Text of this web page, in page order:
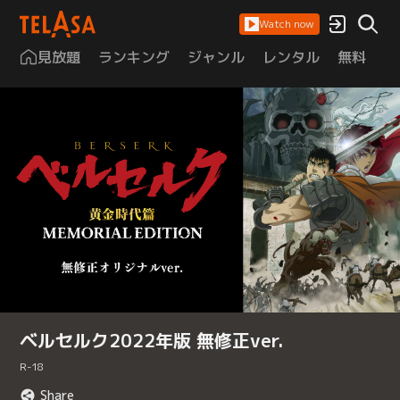
Watch now
見放題 ランキング ジャンル レンタル 無料
ベルセルク2022年版 無修正ver.
R-18
Share